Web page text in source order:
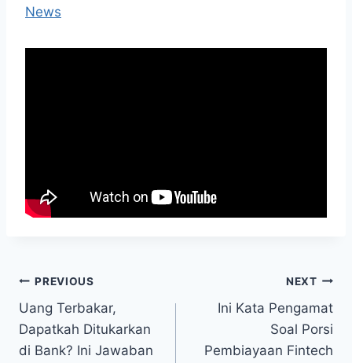
News
Post
navigation
PREVIOUS
Uang Terbakar,
Dapatkah Ditukarkan
di Bank? Ini Jawaban
NEXT
Ini Kata Pengamat
Soal Porsi
Pembiayaan Fintech